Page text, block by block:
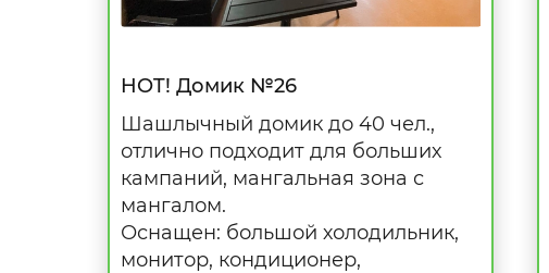
HOT! Домик №26
Шашлычный домик до 40 чел.,
отлично подходит для больших
кампаний, мангальная зона с
мангалом.
Оснащен: большой холодильник,
монитор, кондиционер,